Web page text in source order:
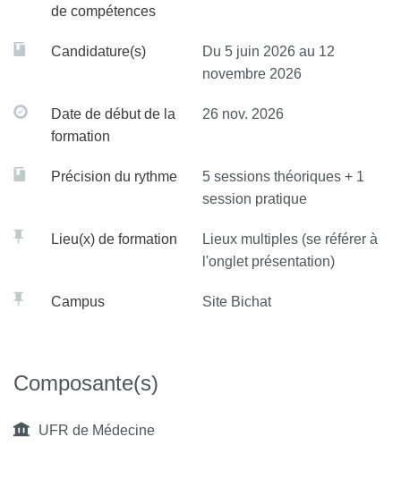
de compétences
Candidature(s)
Du 5 juin 2026 au 12
novembre 2026
Date de début de la
formation
26 nov. 2026
Précision du rythme
5 sessions théoriques + 1
session pratique
Lieu(x) de formation
Lieux multiples (se référer à
l'onglet présentation)
Campus Site Bichat
Composante(s)
UFR de Médecine